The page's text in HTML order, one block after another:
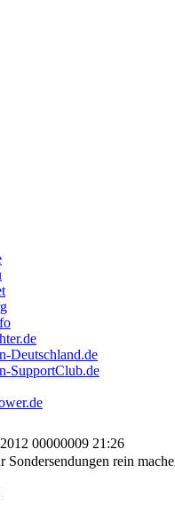
Deutschland.de
SupportClub.de
00000009 21:26
rein